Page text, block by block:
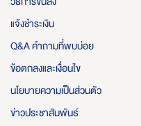
แจ้งชำระเงิน
Q&A คำถามที่พบบ่อย
ข้อตกลงและเงื่อนไข
นโยบายความเป็นส่วนตัว
ข่าวประชาสัมพันธ์